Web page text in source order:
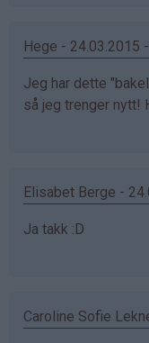
Hege - 24.03.2015
Jeg har dette
så jeg trenger nytt!
Elisabet Berge -
Ja takk :D
Caroline Sofie